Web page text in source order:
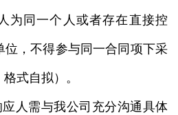
同一个人或者存在直接控
位，不得参与同一合同项下采
式自拟）。
需与我公司充分沟通具体